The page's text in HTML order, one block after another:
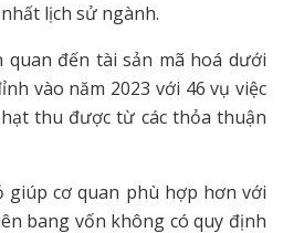
lịch sử ngành.
đến tài sản mã hoá dưới
vào năm 2023 với 46 vụ việc
thu được từ các thỏa thuận
giúp cơ quan phù hợp hơn với
bang vốn không có quy định